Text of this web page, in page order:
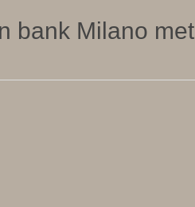
bank Milano met